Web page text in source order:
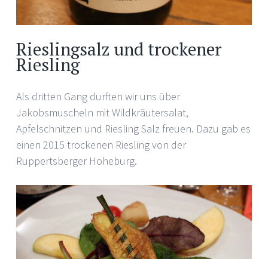
Rieslingsalz und trockener
Riesling
Als dritten Gang durften wir uns über
Jakobsmuscheln mit Wildkräutersalat,
Apfelschnitzen und Riesling Salz freuen. Dazu gab es
einen 2015 trockenen Riesling von der
Ruppertsberger Hoheburg.